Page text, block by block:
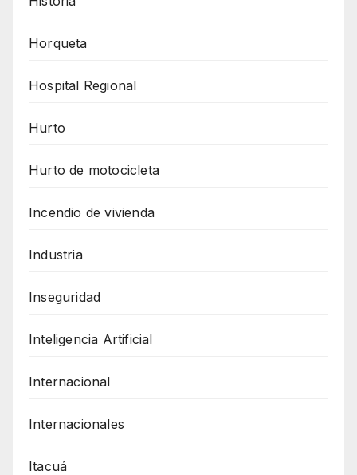
Horqueta
Hospital Regional
Hurto
Hurto de motocicleta
Incendio de vivienda
Industria
Inseguridad
Inteligencia Artificial
Internacional
Internacionales
Itacuá